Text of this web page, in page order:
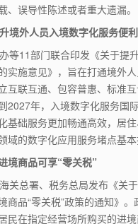
、误导性陈述或者重大遗漏。
境外人员入境数字化服务便
等11部门联合印发《关于提
实施意见》，旨在打通境外
互联互通、包容普惠、标准
2027年，入境数字化服务国
基础服务更加畅通高效，居住
域的数字化应用服务堵点基本
境商品可享“零关税”
关总署、税务总局发布《关
商品“零关税”政策的通知》
民在指定经营场所购买的进